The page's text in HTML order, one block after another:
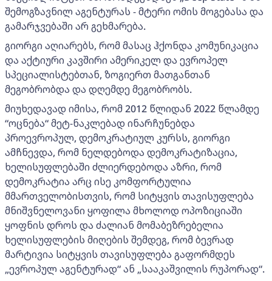
შემოგზავნილ აგენტურას - მტერი ომის მოგებასა და
გამარჯვებაში არ გეხმარება.
გიორგი აღიარებს, რომ მასაც ჰქონდა კომუნიკაცია
და აქტიური კავშირი ამერიკელ და ევროპელ
სპეციალისტებთან, ზოგიერთ მათგანთან
მეგობრობდა და დღემდე მეგობრობს.
მიუხედავად იმისა, რომ 2012 წლიდან 2022 წლამდე
“ოცნება“ მეტ-ნაკლებად ინარჩუნებდა
პროევროპულ, დემოკრატიულ კურსს, გიორგი
ამჩნევდა, რომ ნელდებოდა დემოკრატიზაცია,
ხელისუფლებაში ძლიერდებოდა აზრი, რომ
დემოკრატია არც ისე კომფორტულია
მმართველობისთვის, რომ სიტყვის თავისუფლება
მნიშვნელოვანი ყოფილა მხოლოდ ოპოზიციაში
ყოფნის დროს და ძალიან მომაბეზრებელია
ხელისუფლების მიღების შემდეგ, რომ ბევრად
მარტივია სიტყვის თავისუფლება გაფორმდეს
„ევროპულ აგენტურად“ ან „სააკაშვილის რუპორად“.